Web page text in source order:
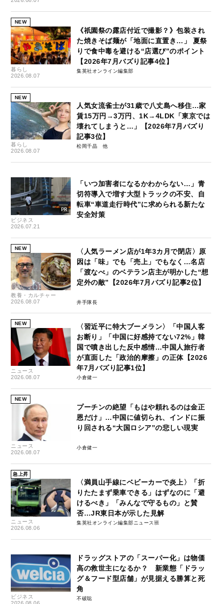
NEW
暮らし
2026.08.07
《祇園祭の露店付近で撮影？》包装され
た焼きそば麺が「地面に直置き…」 夏祭
りで食中毒を避ける“店選び”のポイント
【2026年7月バズり記事4位】
集英社オンライン編集部
NEW
暮らし
2026.08.07
人気女流雀士が31歳で八丈島へ移住…家
賃15万円→3万円、1K→4LDK「東京では
壊れてしまうと…」【2026年7月バズり
記事3位】
松岡千晶
ビジネス
2026.07.21
「いつ加害者になるかわからない…」青
切符導入で増す大型トラックの不安、自
転車“車道走行時代”に求められる新たな
安全対策
NEW
教養・カルチャー
2026.08.07
〈人気ラーメン店が1年3カ月で閉店〉原
因は「味」でも「売上」でもなく…名店
「渡なべ」のベテラン店主が明かした“想
定外の敵”【2026年7月バズり記事2位】
井手隊長
NEW
ニュース
2026.08.07
〈習近平に特大ブーメラン〉「中国人客
お断り」「中国に好感持てない72%」韓
国で噴き出した反中感情…中国人旅行者
が直面した「政治的摩擦」の正体【2026
年7月バズり記事1位】
小倉健一
NEW
ニュース
2026.08.07
プーチンの絶望「もはや頼れるのは金正
恩だけ」…中国に値切られ、インドに振
り回される“大国ロシア”の悲しい現実
小倉健一
急上昇
ニュース
2026.08.06
〈満員山手線にベビーカーで炎上〉「折
りたたまず乗車できる」はずなのに「避
けるべき」「みんなで守るもの」と賛
否…JR東日本が示した見解
集英社オンライン編集部ニュース班
ビジネス
ドラッグストアの「スーパー化」は物価
高の救世主になるか？ 新業態「ドラッ
グ＆フード型店舗」が見据える勝算と死
角
不破聡